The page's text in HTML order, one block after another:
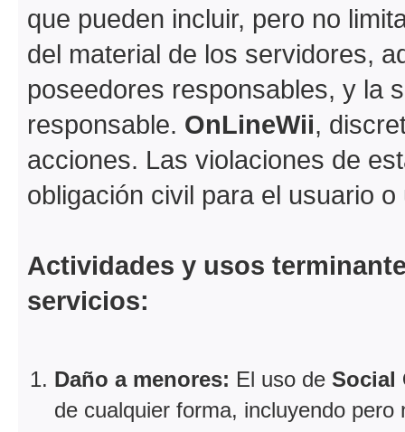
que pueden incluir, pero no
del material de los servidores,
poseedores responsables, y la
responsable. OnLineWii,
acciones. Las violaciones de
obligación civil para el usuario
Actividades y usos
servicios:
Daño a menores: El uso de Social
de cualquier forma, incluyendo